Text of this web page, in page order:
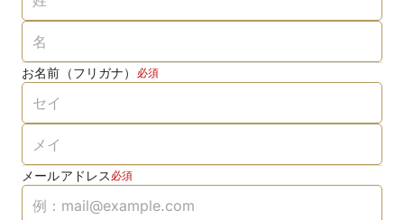
お名前（フリガナ） 必須
メールアドレス 必須